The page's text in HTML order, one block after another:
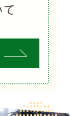
て